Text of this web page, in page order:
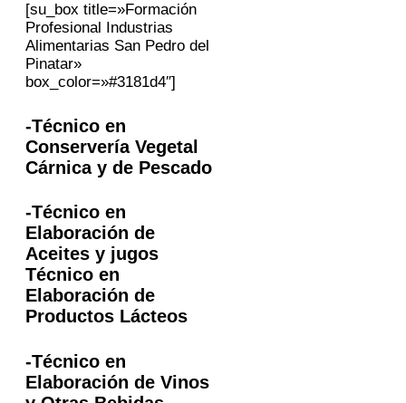
[su_box title=»Formación
Profesional Industrias
Alimentarias San Pedro del
Pinatar»
box_color=»#3181d4″]
-Técnico en
Conservería Vegetal
Cárnica y de Pescado
-Técnico en
Elaboración de
Aceites y jugos
Técnico en
Elaboración de
Productos Lácteos
-Técnico en
Elaboración de Vinos